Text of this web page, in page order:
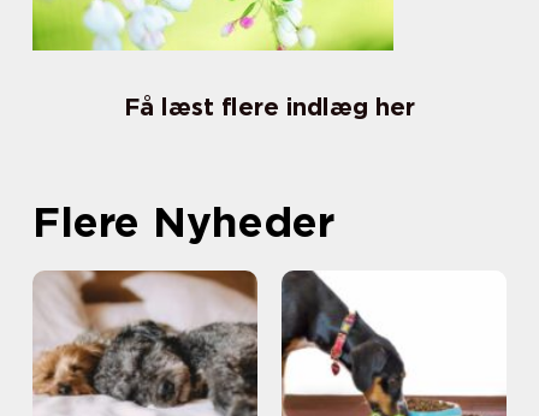
Få læst flere indlæg her
Flere Nyheder